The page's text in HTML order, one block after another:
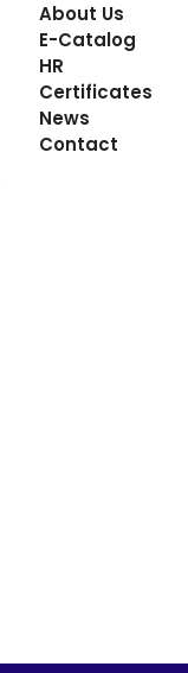
About Us
E-Catalog
HR
Certificates
News
Contact